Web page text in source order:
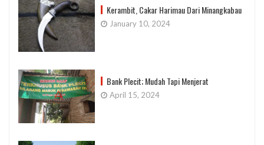
Kerambit, Cakar Harimau Dari Minangkabau
January 10, 2024
Bank Plecit; Mudah Tapi Menjerat
April 15, 2024